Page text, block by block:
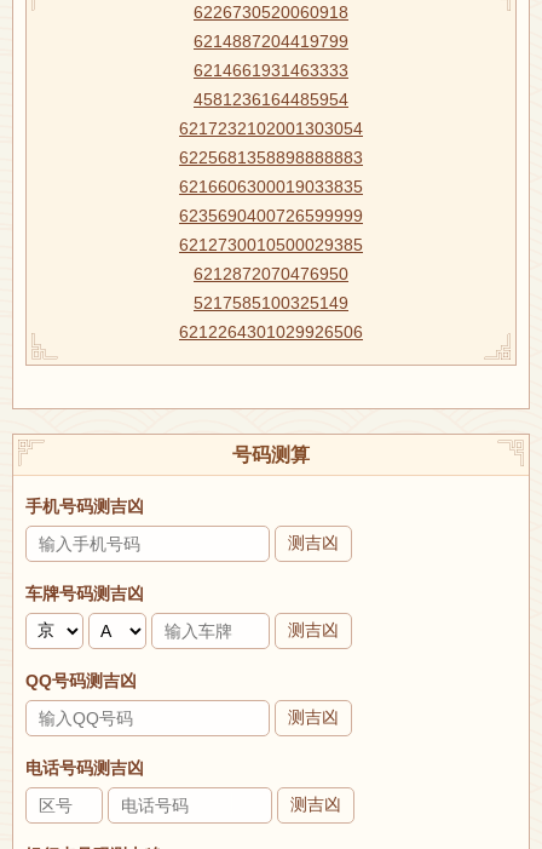
6226730520060918
6214887204419799
6214661931463333
4581236164485954
6217232102001303054
6225681358898888883
6216606300019033835
6235690400726599999
6212730010500029385
6212872070476950
5217585100325149
6212264301029926506
号码测算
手机号码测吉凶
测吉凶
车牌号码测吉凶
测吉凶
QQ号码测吉凶
测吉凶
电话号码测吉凶
测吉凶